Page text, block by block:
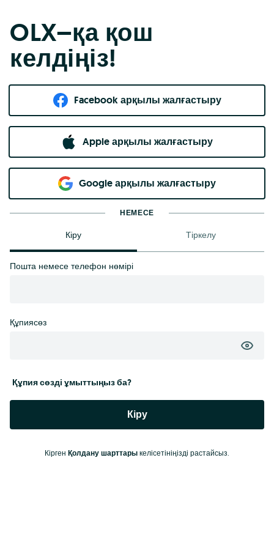
OLX–қа қош
келдіңіз!
Facebook арқылы жалғастыру
Apple арқылы жалғастыру
Google арқылы жалғастыру
НЕМЕСЕ
Кіру Тіркелу
Пошта немесе телефон нөмірі
Құпиясөз
Құпия сөзді ұмыттыңыз ба?
Кіру
Кірген Қолдану шарттары келісетініңізді растайсыз.